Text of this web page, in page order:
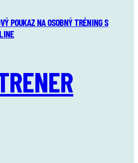
POUKAZ NA OSOBNÝ TRÉNING S